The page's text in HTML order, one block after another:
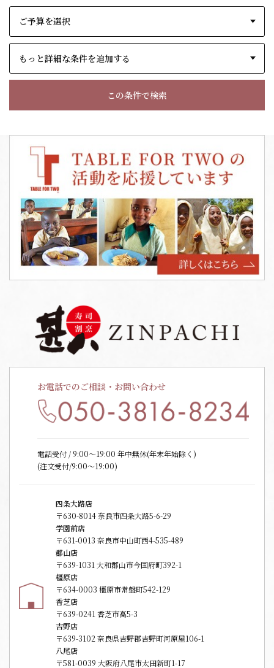
もっと詳細な条件を追加する
この条件で検索
お電話でのご相談・お問い合わせ
電話受付 / 9:00〜19:00 年中無休(年末年始除く)
(注文受付/9:00～19:00)
四条大路店
〒630-8014 奈良市四条大路5-6-29
学園前店
〒631-0013 奈良市中山町西4-535-489
郡山店
〒639-1031 大和郡山市今国府町392-1
橿原店
〒634-0003 橿原市常盤町542-129
香芝店
〒639-0241 香芝市高5-3
吉野店
〒639-3102 奈良県吉野郡吉野町河原屋106-1
八尾店
〒581-0039 大阪府八尾市太田新町1-17